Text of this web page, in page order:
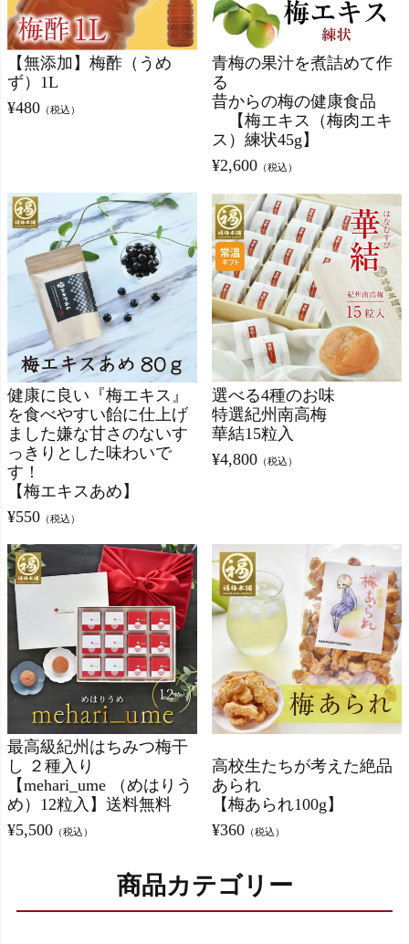
【無添加】梅酢（うめ
ず）1L
¥480 （税込）
青梅の果汁を煮詰めて作
る
昔からの梅の健康食品
【梅エキス（梅肉エキ
ス）練状45g】
¥2,600 （税込）
健康に良い『梅エキス』
を食べやすい飴に仕上げ
ました嫌な甘さのないす
っきりとした味わいで
す！
【梅エキスあめ】
¥550 （税込）
選べる4種のお味
特選紀州南高梅
華結15粒入
¥4,800 （税込）
最高級紀州はちみつ梅干
し ２種入り
【mehari_ume （めはりう
め）12粒入】送料無料
¥5,500 （税込）
高校生たちが考えた絶品
あられ
【梅あられ100g】
¥360 （税込）
商品カテゴリー